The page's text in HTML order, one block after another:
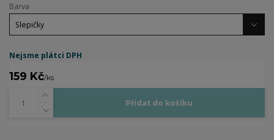
Barva
Nejsme plátci DPH
159 Kč/ks
Přidat do košíku